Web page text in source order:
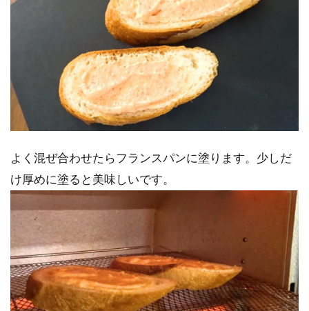
よく混ぜ合わせたらフランスパンに塗ります。少しだ
け厚めに塗ると美味しいです。